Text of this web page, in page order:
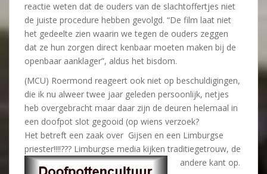
reactie weten dat de ouders van de slachtoffertjes niet
de juiste procedure hebben gevolgd. “De film laat niet
het gedeelte zien waarin we tegen de ouders zeggen
dat ze hun zorgen direct kenbaar moeten maken bij de
openbaar aanklager”, aldus het bisdom.
(MCU) Roermond reageert ook niet op beschuldigingen,
die ik nu alweer twee jaar geleden persoonlijk, netjes
heb overgebracht maar daar zijn de deuren helemaal in
een doofpot slot gegooid (op wiens verzoek?
Het betreft een zaak over Gijsen en een Limburgse
priester!!!!??? Limburgse media kijken traditiegetrouw, de
andere kant op.